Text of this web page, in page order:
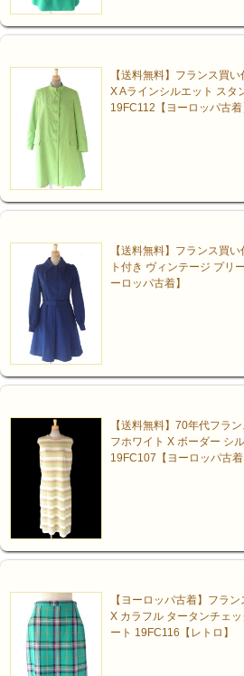
【送料無料】フランス買
X Aラインシルエット スタ
19FC112【ヨーロッパ古着
【送料無料】フランス買
ト付き ヴィンテージ プリ
ーロッパ古着】
【送料無料】70年代フラ
フホワイト X ボーダー シ
19FC107【ヨーロッパ古着
【ヨーロッパ古着】フラ
X カラフル タータンチェ
ート 19FC116【レトロ】